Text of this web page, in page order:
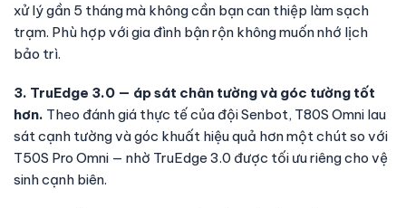
xử lý gần 5 tháng mà không cần bạn can thiệp làm sạch
trạm. Phù hợp với gia đình bận rộn không muốn nhớ lịch
bảo trì.
3. TruEdge 3.0 — áp sát chân tường và góc tường tốt
hơn. Theo đánh giá thực tế của đội Senbot, T80S Omni lau
sát cạnh tường và góc khuất hiệu quả hơn một chút so với
T50S Pro Omni — nhờ TruEdge 3.0 được tối ưu riêng cho vệ
sinh cạnh biên.